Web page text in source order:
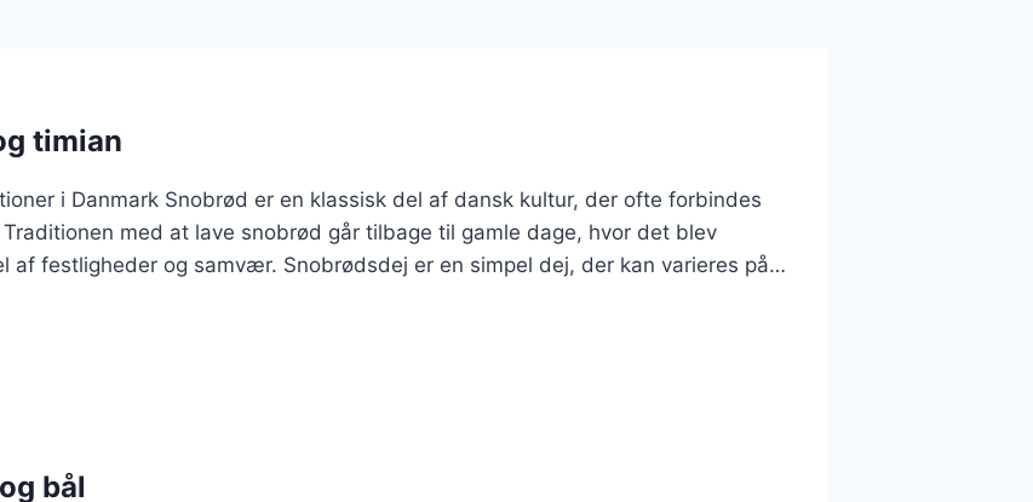
timian
i Danmark Snobrød er en klassisk del af dansk kultur, der ofte forbindes
med at lave snobrød går tilbage til gamle dage, hvor det blev
af festligheder og samvær. Snobrødsdej er en simpel dej, der kan varieres på…
bål